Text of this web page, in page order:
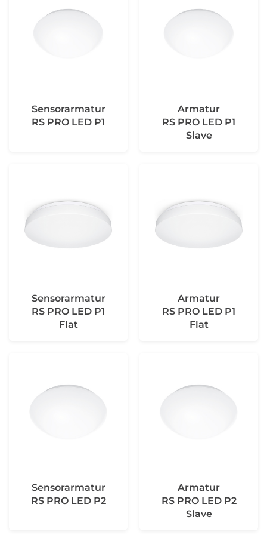
Sensorarmatur
RS PRO LED P1
Armatur
RS PRO LED P1
Slave
Sensorarmatur
RS PRO LED P1
Flat
Armatur
RS PRO LED P1
Flat
Sensorarmatur
RS PRO LED P2
Armatur
RS PRO LED P2
Slave